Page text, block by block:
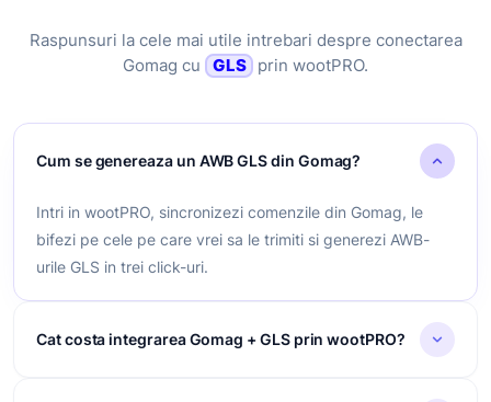
Raspunsuri la cele mai utile intrebari despre conectarea
Gomag cu GLS prin wootPRO.
Cum se genereaza un AWB GLS din Gomag?
Intri in wootPRO, sincronizezi comenzile din Gomag, le
bifezi pe cele pe care vrei sa le trimiti si generezi AWB-
urile GLS in trei click-uri.
Cat costa integrarea Gomag + GLS prin wootPRO?